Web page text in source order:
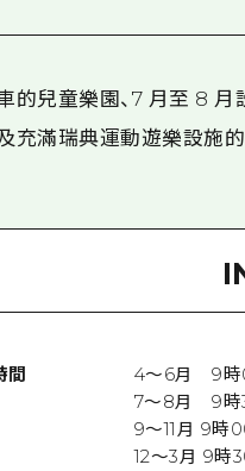
的兒童樂園、7 月至 8
充滿瑞典運動遊樂設施的
間
4～6月 9時
7～8月 9時
9～11月 9時
12～3月 9時